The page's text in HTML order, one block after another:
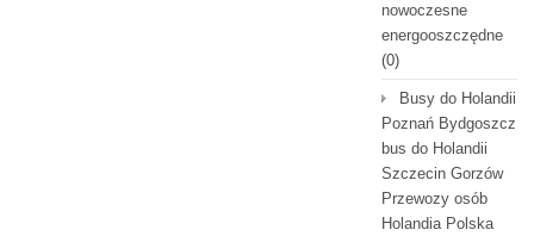
nowoczesne
energooszczędne
(0)
Busy do Holandii
Poznań Bydgoszcz
bus do Holandii
Szczecin Gorzów
Przewozy osób
Holandia Polska